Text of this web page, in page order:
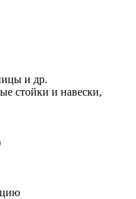
и др.
стойки и навески,